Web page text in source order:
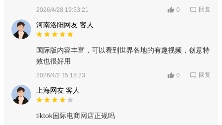
2026/4/28 19:53:21 0 回复
河南洛阳网友 客人
国际版内容丰富，可以看到世界各地的有趣视频，创意特
效也很好用
2026/4/2 15:18:23 0 回复
上海网友 客人
tiktok国际电商网店正规吗